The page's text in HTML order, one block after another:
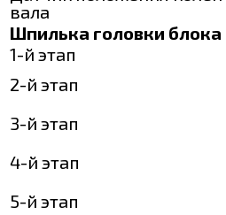
вала
Шпилька головки
1-й этап
2-й этап
3-й этап
4-й этап
5-й этап